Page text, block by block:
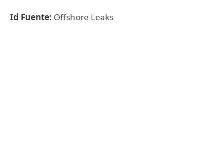
Id Fuente: Offshore Leaks